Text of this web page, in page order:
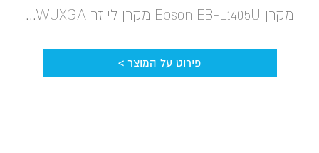
מקרן Epson EB-L1405U‎ מקרן לייזר WUXGA...
פירוט על המוצר >